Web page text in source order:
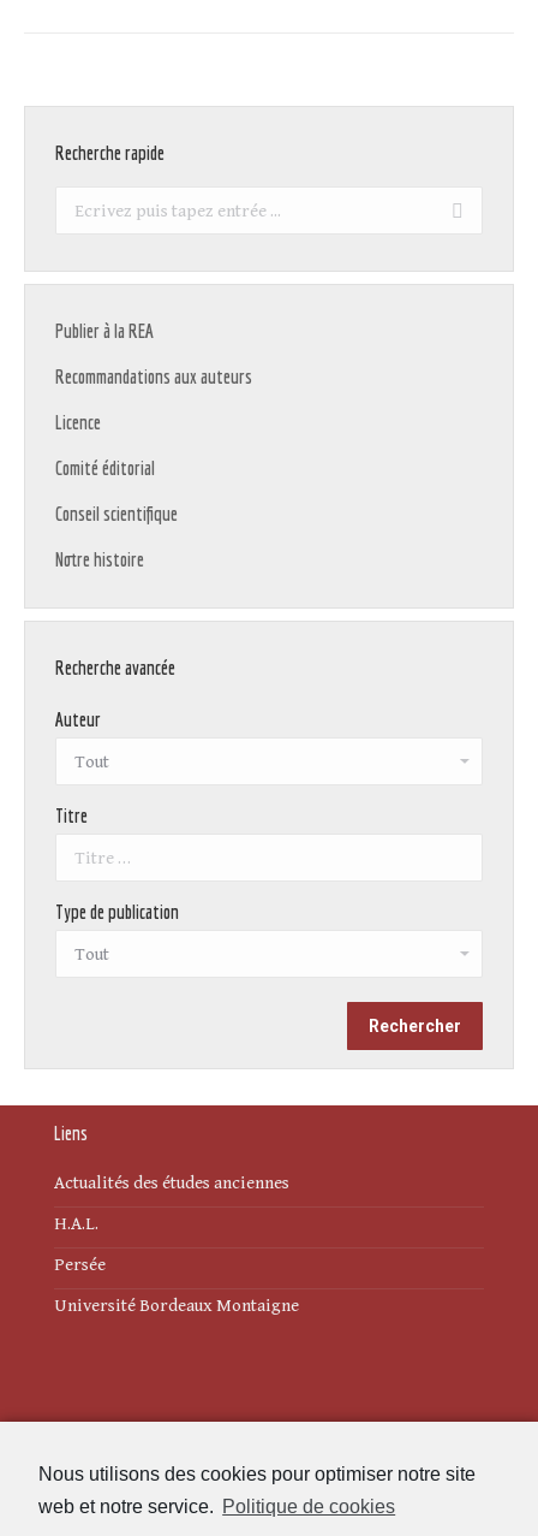
Nous utilisons des cookies pour optimiser notre site
web et notre service. Politique de cookies
Recherche rapide
Recherche
Publier à la REA
Recommandations aux auteurs
Licence
Comité éditorial
Conseil scientifique
Notre histoire
Recherche avancée
Auteur
Titre
Type de publication
Liens
Actualités des études anciennes
H.A.L.
Persée
Université Bordeaux Montaigne
Politique de cookies (UE)